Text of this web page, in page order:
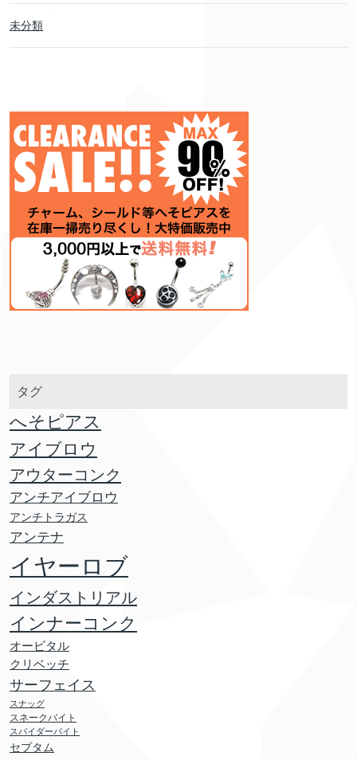
未分類
タグ
へそピアス
アイブロウ
アウターコンク
アンチアイブロウ
アンチトラガス
アンテナ
イヤーロブ
インダストリアル
インナーコンク
オービタル
クリベッチ
サーフェイス
スナッグ
スネークバイト
スパイダーバイト
セプタム